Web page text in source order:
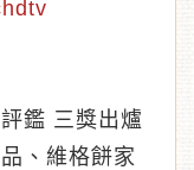
鑑 三獎出爐
、維格餅家